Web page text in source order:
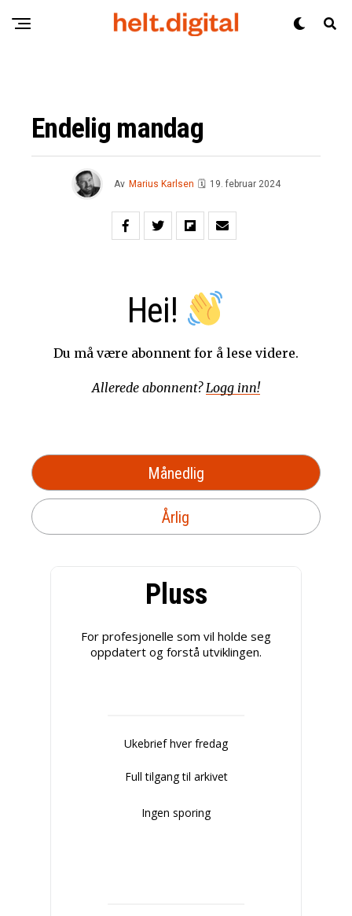
Endelig mandag
Av Marius Karlsen 🗓 19. februar 2024
Hei!
Du må være abonnent for å lese videre.
Allerede abonnent?Logg inn!
Månedlig
Årlig
Pluss
For profesjonelle som vil holde seg
oppdatert og forstå utviklingen.
Ukebrief hver fredag
Full tilgang til arkivet
Ingen sporing